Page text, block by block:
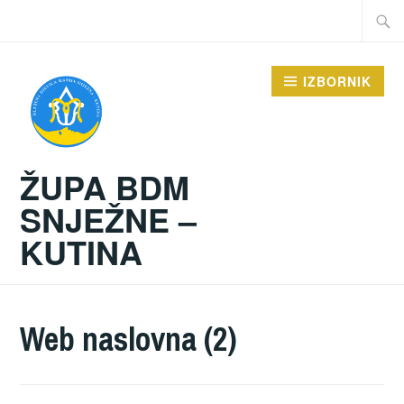
Traži:
ŽUPA BDM
SNJEŽNE –
KUTINA
IZBORNIK
Web naslovna (2)